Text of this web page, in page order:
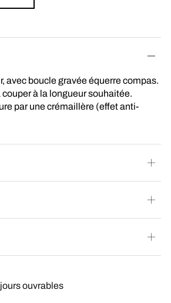
avec boucle gravée équerre compas.
couper à la longueur souhaitée.
par une crémaillère (effet anti-
ouvrables